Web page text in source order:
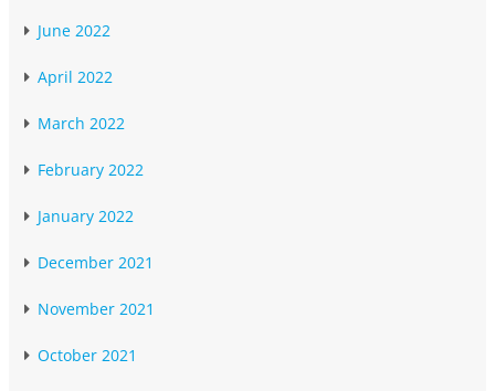
June 2022
April 2022
March 2022
February 2022
January 2022
December 2021
November 2021
October 2021